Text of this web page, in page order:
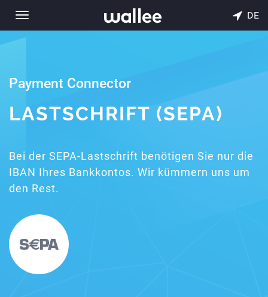
Toggle
navigation
DE
Payment Connector
LASTSCHRIFT (SEPA)
Bei der SEPA-Lastschrift benötigen Sie nur die
IBAN Ihres Bankkontos. Wir kümmern uns um
den Rest.